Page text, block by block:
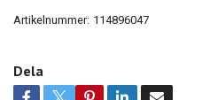
Artikelnummer: 114896047
Dela